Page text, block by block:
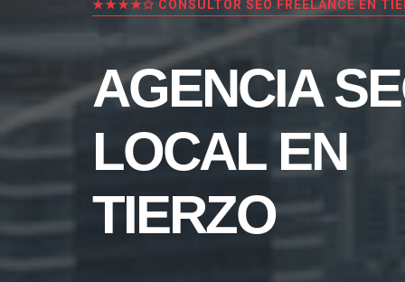
★★★★✩ CONSULTOR SEO FREELANCE EN
AGENCIA
LOCAL EN
TIERZO